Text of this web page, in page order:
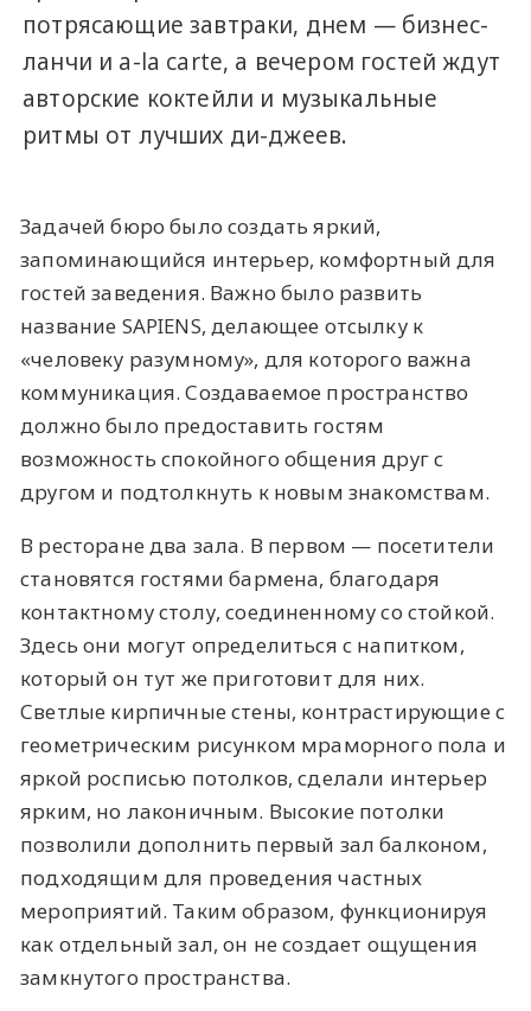
потрясающие завтраки, днем — бизнес-
ланчи и a-la carte, а вечером гостей ждут
авторские коктейли и музыкальные
ритмы от лучших ди-джеев.
Задачей бюро было создать яркий,
запоминающийся интерьер, комфортный для
гостей заведения. Важно было развить
название SAPIENS, делающее отсылку к
«человеку разумному», для которого важна
коммуникация. Создаваемое пространство
должно было предоставить гостям
возможность спокойного общения друг с
другом и подтолкнуть к новым знакомствам.
В ресторане два зала. В первом — посетители
становятся гостями бармена, благодаря
контактному столу, соединенному со стойкой.
Здесь они могут определиться с напитком,
который он тут же приготовит для них.
Светлые кирпичные стены, контрастирующие с
геометрическим рисунком мраморного пола и
яркой росписью потолков, сделали интерьер
ярким, но лаконичным. Высокие потолки
позволили дополнить первый зал балконом,
подходящим для проведения частных
мероприятий. Таким образом, функционируя
как отдельный зал, он не создает ощущения
замкнутого пространства.